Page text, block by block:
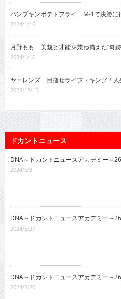
パンプキンポテトフライ M-1で決勝に
2024/1/16
月野もも 美貌と才能を兼ね備えた“奇
2024/1/16
ヤーレンズ 目指せライブ・キング！人
2023/12/15
ドカントニュース
DNA～ドカントニュースアカデミー～
2024/6/3
DNA～ドカントニュースアカデミー～
2024/5/27
DNA～ドカントニュースアカデミー～
2024/5/20